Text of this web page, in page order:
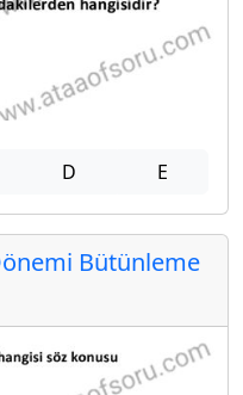
D E
Bütünleme